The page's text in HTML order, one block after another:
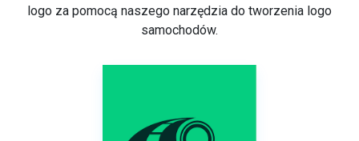
logo za pomocą naszego narzędzia do tworzenia logo
samochodów.